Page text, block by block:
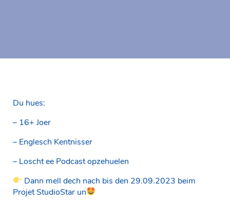
Du hues:
– 16+ Joer
– Englesch Kentnisser
– Loscht ee Podcast opzehuelen
Dann mell dech nach bis den 29.09.2023 beim
Projet StudioStar un